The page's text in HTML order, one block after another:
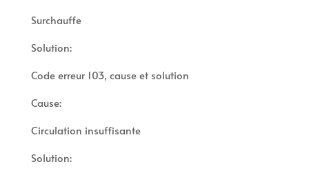
Surchauffe
Solution:
Code erreur 103, cause et solution
Cause:
Circulation insuffisante
Solution: